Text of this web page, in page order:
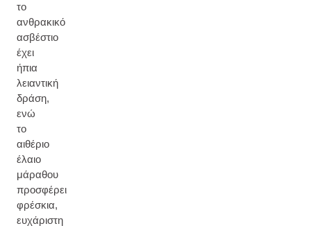
το
ανθρακικό
ασβέστιο
έχει
ήπια
λειαντική
δράση,
ενώ
το
αιθέριο
έλαιο
μάραθου
προσφέρει
φρέσκια,
ευχάριστη